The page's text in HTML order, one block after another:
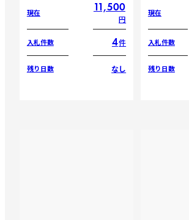
現在 11,500
円
入札件数 4件
残り日数 なし
現在
入札件数
残り日数